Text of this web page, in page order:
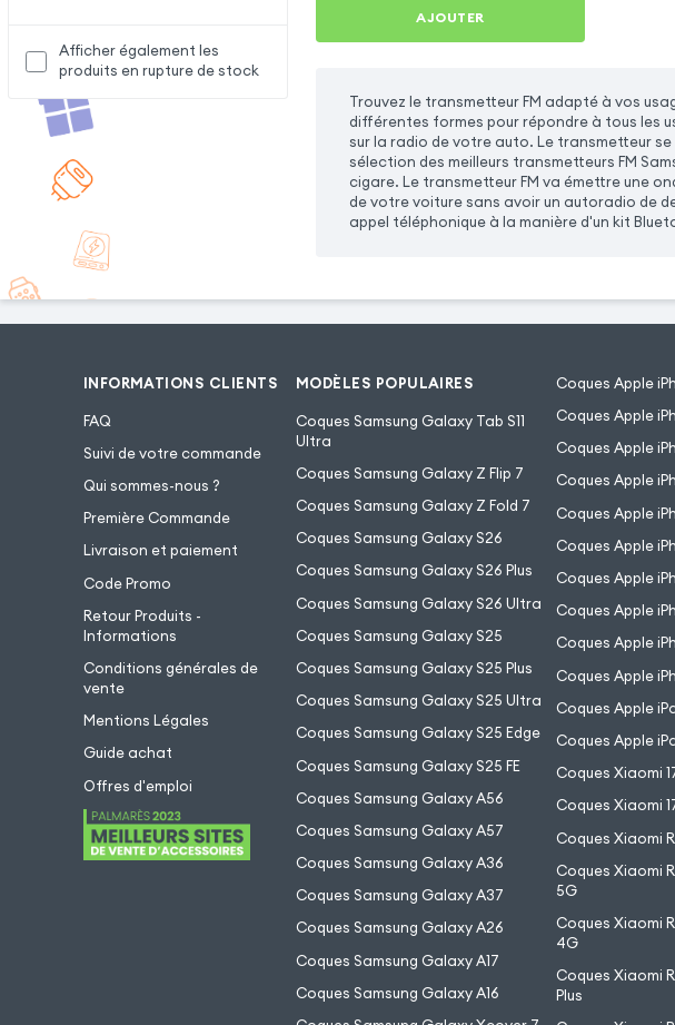
Afficher également les
produits en rupture de stock
AJOUTER
Trouvez le transmetteur FM adapté à vos
différentes formes pour répondre à tous les
sur la radio de votre auto. Le transmetteur
sélection des meilleurs transmetteurs FM
cigare. Le transmetteur FM va émettre une
de votre voiture sans avoir un autoradio de
appel téléphonique à la manière d'un kit
INFORMATIONS CLIENTS
FAQ
Suivi de votre commande
Qui sommes-nous ?
Première Commande
Livraison et paiement
Code Promo
Retour Produits -
Informations
Conditions générales de
vente
Mentions Légales
Guide achat
Offres d'emploi
MODÈLES POPULAIRES
Coques Samsung Galaxy Tab S11
Ultra
Coques Samsung Galaxy Z Flip 7
Coques Samsung Galaxy Z Fold 7
Coques Samsung Galaxy S26
Coques Samsung Galaxy S26 Plus
Coques Samsung Galaxy S26 Ultra
Coques Samsung Galaxy S25
Coques Samsung Galaxy S25 Plus
Coques Samsung Galaxy S25 Ultra
Coques Samsung Galaxy S25 Edge
Coques Samsung Galaxy S25 FE
Coques Samsung Galaxy A56
Coques Samsung Galaxy A57
Coques Samsung Galaxy A36
Coques Samsung Galaxy A37
Coques Samsung Galaxy A26
Coques Samsung Galaxy A17
Coques Samsung Galaxy A16
Coques Apple
Coques Apple
Coques Apple
Coques Apple
Coques Apple
Coques Apple
Coques Apple
Coques Apple
Coques Apple
Coques Apple
Coques Apple
Coques Apple
Coques Xiaomi
Coques Xiaomi
Coques Xiaomi
Coques Xiaomi
5G
Coques Xiaomi
4G
Coques Xiaomi
Plus